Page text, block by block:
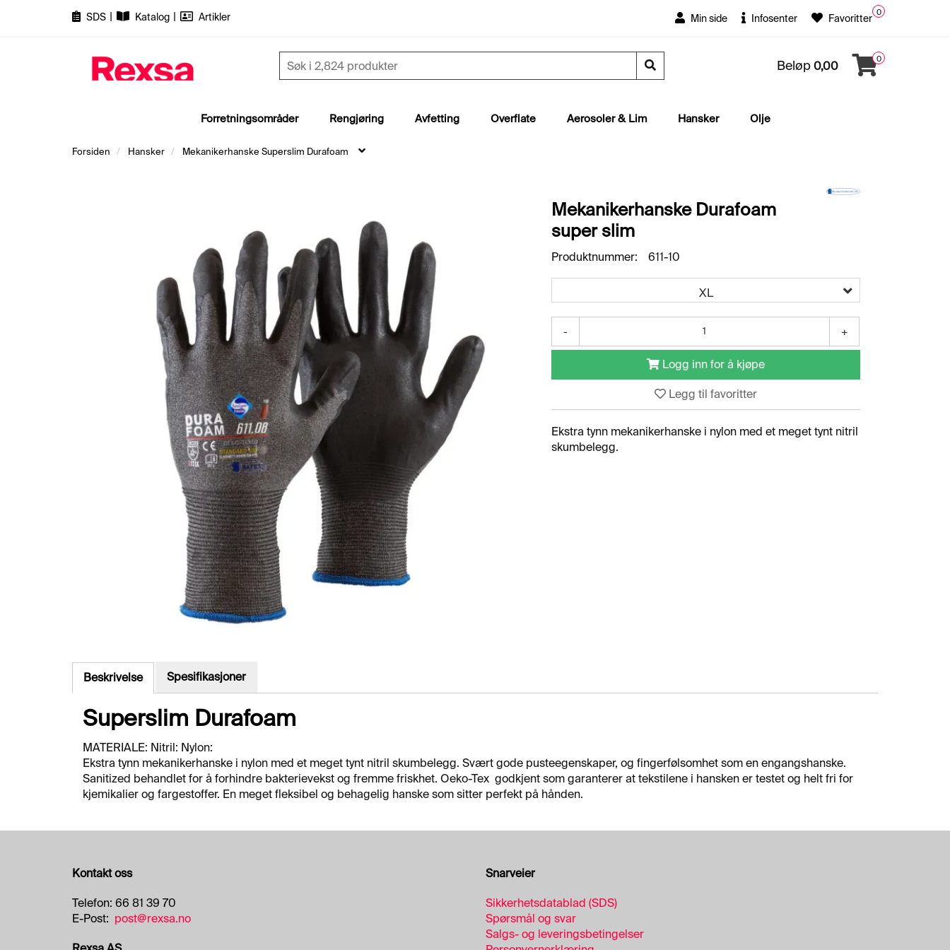
SDS | Katalog | Artikler Min side Infosenter 0
Favoritter
Beløp0,00 0
Forretningsområder Rengjøring Avfetting Overflate Aerosoler & Lim Hansker Olje
Forsiden Hansker Mekanikerhanske Superslim Durafoam
Mekanikerhanske Durafoam
super slim
Produktnummer: 611-10
XL
- +
Logg inn for å kjøpe
Legg til favoritter
Ekstra tynn mekanikerhanske i nylon med et meget tynt nitril
skumbelegg.
Beskrivelse Spesifikasjoner
Superslim Durafoam
MATERIALE: Nitril: Nylon:
Ekstra tynn mekanikerhanske i nylon med et meget tynt nitril skumbelegg. Svært gode pusteegenskaper, og fingerfølsomhet som en engangshanske.
Sanitized behandlet for å forhindre bakterievekst og fremme friskhet. Oeko-Tex godkjent som garanterer at tekstilene i hansken er testet og helt fri for
kjemikalier og fargestoffer. En meget fleksibel og behagelig hanske som sitter perfekt på hånden.
Kontakt oss
Telefon: 66 81 39 70
E-Post: post@rexsa.no
Snarveier
Sikkerhetsdatablad (SDS)
Spørsmål og svar
Salgs- og leveringsbetingelser